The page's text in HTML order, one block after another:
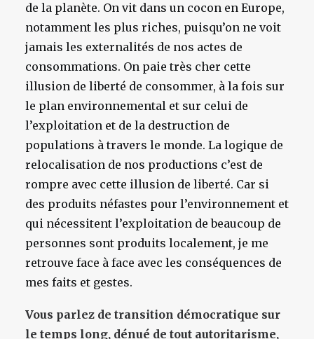
de la planète. On vit dans un cocon en Europe,
notamment les plus riches, puisqu’on ne voit
jamais les externalités de nos actes de
consommations. On paie très cher cette
illusion de liberté de consommer, à la fois sur
le plan environnemental et sur celui de
l’exploitation et de la destruction de
populations à travers le monde. La logique de
relocalisation de nos productions c’est de
rompre avec cette illusion de liberté. Car si
des produits néfastes pour l’environnement et
qui nécessitent l’exploitation de beaucoup de
personnes sont produits localement, je me
retrouve face à face avec les conséquences de
mes faits et gestes.
Vous parlez de transition démocratique sur
le temps long, dénué de tout autoritarisme,